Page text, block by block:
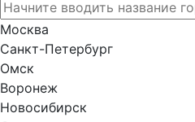
Москва
Санкт-Петербург
Омск
Воронеж
Новосибирск